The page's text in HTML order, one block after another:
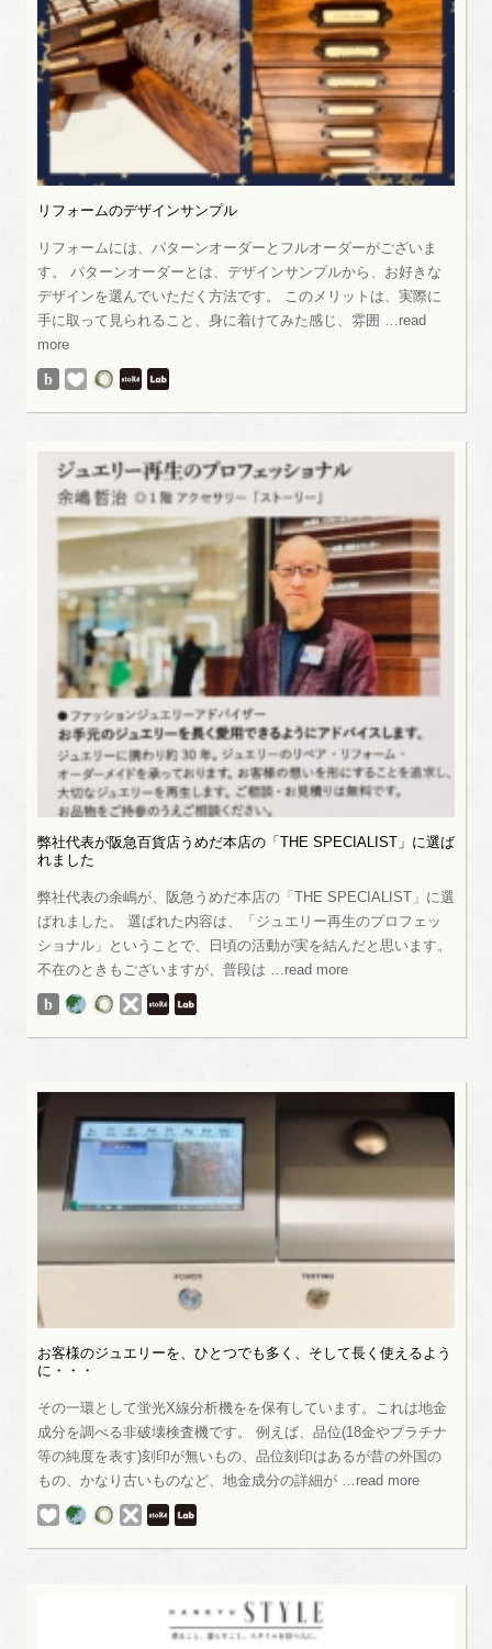
リフォームのデザインサンプル
リフォームには、パターンオーダーとフルオーダーがございま
す。 パターンオーダーとは、デザインサンプルから、お好きな
デザインを選んでいただく方法です。 このメリットは、実際に
手に取って見られること、身に着けてみた感じ、雰囲 …read
more
弊社代表が阪急百貨店うめだ本店の「THE SPECIALIST」に選ば
れました
弊社代表の余嶋が、阪急うめだ本店の「THE SPECIALIST」に選
ばれました。 選ばれた内容は、「ジュエリー再生のプロフェッ
ショナル」ということで、日頃の活動が実を結んだと思います。
不在のときもございますが、普段は …read more
お客様のジュエリーを、ひとつでも多く、そして長く使えるよう
に・・・
その一環として蛍光X線分析機をを保有しています。これは地金
成分を調べる非破壊検査機です。 例えば、品位(18金やプラチナ
等の純度を表す)刻印が無いもの、品位刻印はあるが昔の外国の
もの、かなり古いものなど、地金成分の詳細が …read more